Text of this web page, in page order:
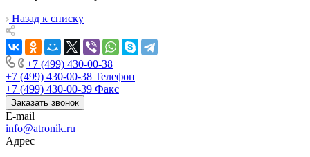
Назад к списку
+7 (499) 430-00-38
+7 (499) 430-00-38 Телефон
+7 (499) 430-00-39 Факс
Заказать звонок
E-mail
info@atronik.ru
Адрес